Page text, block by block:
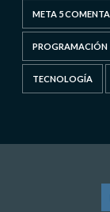
META 5
PROGRAMACIÓN
TECNOLOGÍA